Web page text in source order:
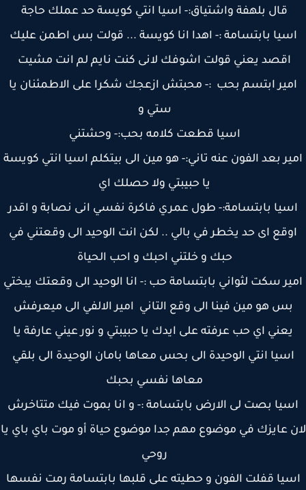
قال بلهفة واشتياق:- اسيا انتي كويسة حد عملك حاجة
بابتسامة :- اهدا انا كويسة ... قولت بس اطمن عليك
اقصد يعني قولت اشوفك لانى كنت نايم لم انت مشيت
ابتسم بحب :- محبتش ازعجك شكرا على الاطمئنان يا
ستي و
اسيا قطعت كلامه بحب:- وحشتني
بعد الفون عنه تاني:- هو مين الى بيتكلم اسيا انتي كويسة
يا حبيبتي ولا حصلك اي
بابتسامة:- طول عمري فاكرة نفسي انى نصابة و اقدر
اى حد يخطر في بالي .. لكن انت الوحيد الى وقعتني في
حبك و خلتني احبك و احب الحياة
سكت لثواني بابتسامة حب :- انا الوحيد الى وقعتك يبختي
بس هو مين فينا الى وقع التاني امير الالفي الى ميعرفش
يعني اي حب عرفته على ايدك يا حبيبتي و نور عيني عارفة يا
اسيا انتي الوحيدة الى بحس معاها بامان الوحيدة الى بلقي
معاها نفسي بحبك
بصت لى الارض بابتسامة :- و انا بموت فيك متتاخرش
عايزك في موضوع مهم جدا موضوع حياة أو موت باي باي يا
روحي
قفلت الفون و حطيته على قلبها بابتسامة رمت نفسها